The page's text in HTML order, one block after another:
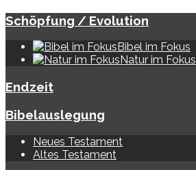
Schöpfung / Evolution
Bibel im Fokus
Natur im Fokus
Endzeit
Bibelauslegung
Neues Testament
Altes Testament